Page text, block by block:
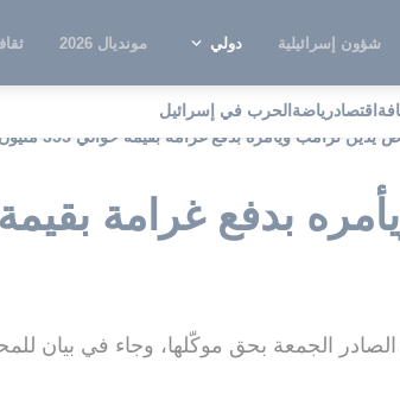
شؤون إسرائيلية دولي مونديال 2026
اقتصادرياضة الحرب في إسرائيل
يدين ترامب ويأمره بدفع غرامة بقيمة حوالي 355 مليون دولار بتهمة الاحتيال
الجمعة بحق موكّلها، وجاء في بيان